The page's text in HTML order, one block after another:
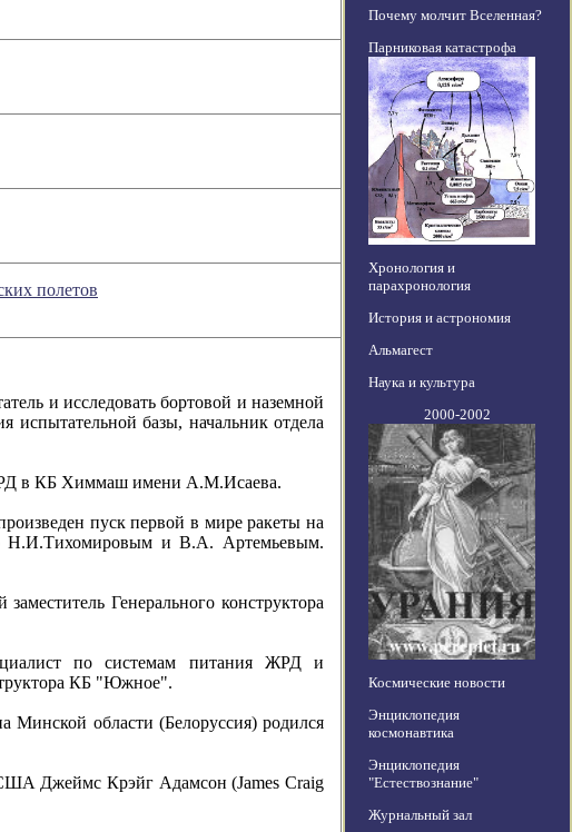
полетов
и исследовать бортовой и наземной
испытательной базы, начальник отдела
в КБ Химмаш имени А.М.Исаева.
пуск первой в мире ракеты на
Н.И.Тихомировым и В.А. Артемьевым.
Генерального конструктора
по системам питания ЖРД и
КБ "Южное".
Минской области (Белоруссия) родился
Джеймс Крэйг Адамсон (James Craig
Почему молчит Вселенная?
Парниковая катастрофа
Хронология и
парахронология
История и астрономия
Альмагест
Наука и культура
2000-2002
Космические новости
Энциклопедия
космонавтика
Энциклопедия
"Естествознание"
Журнальный зал